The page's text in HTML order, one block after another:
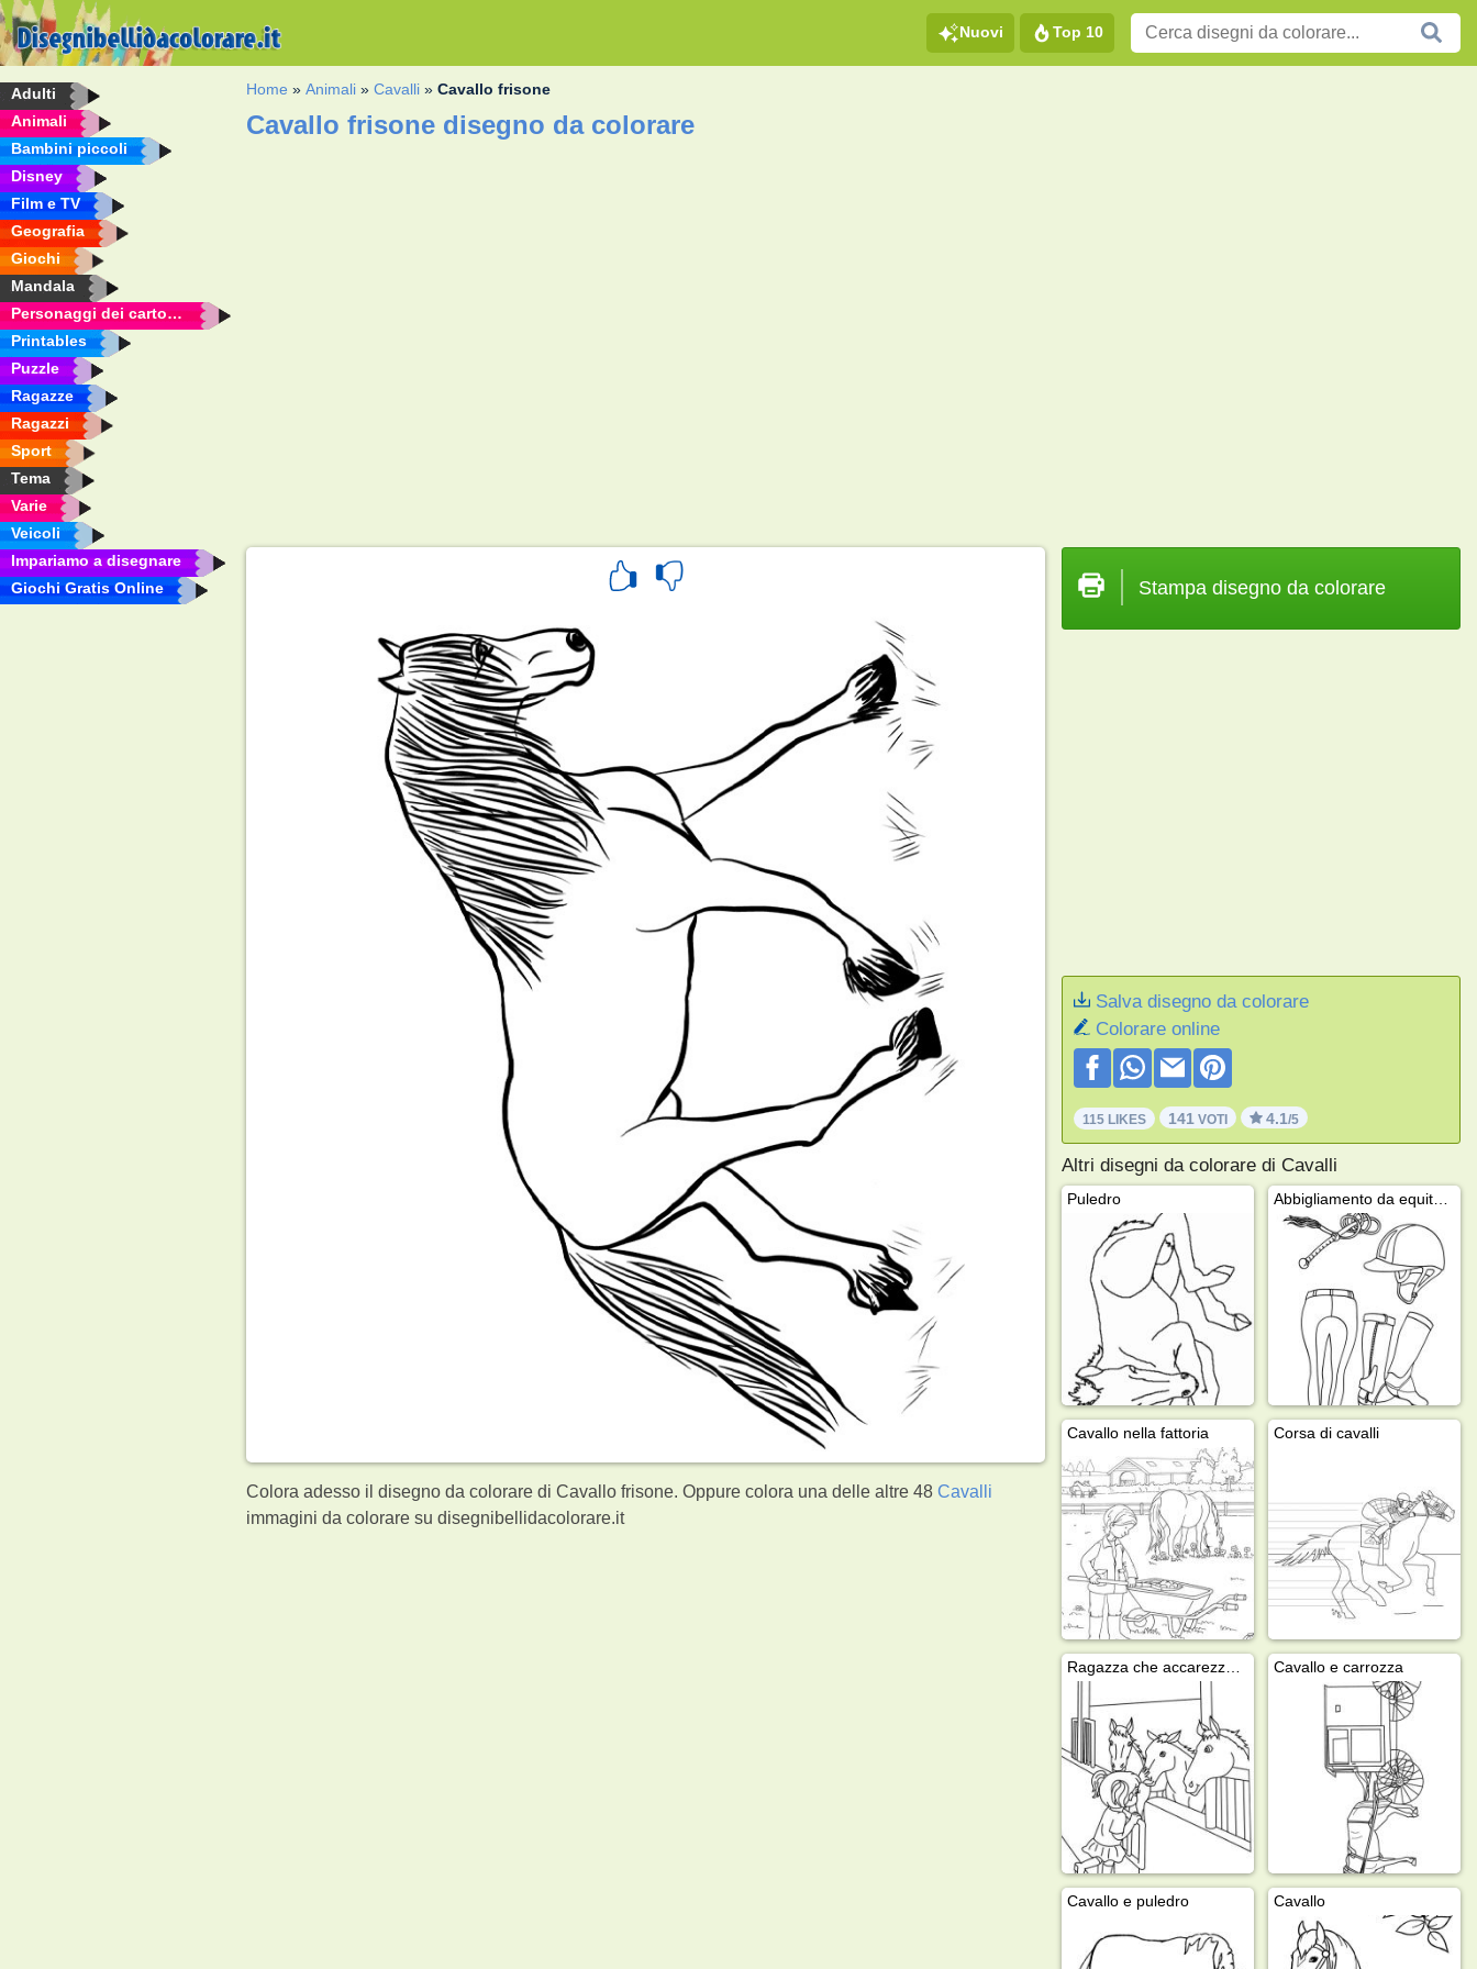
Nuovi Top 10
Adulti
Animali
Bambini piccoli
Disney
Film e TV
Geografia
Giochi
Mandala
Personaggi dei cartoni animati
Printables
Puzzle
Ragazze
Ragazzi
Sport
Tema
Varie
Veicoli
Impariamo a disegnare
Giochi Gratis Online
Home »Animali »Cavalli »Cavallo frisone
Cavallo frisone disegno da colorare
Colora adesso il disegno da colorare di Cavallo frisone. Oppure colora una delle altre 48Cavalli
immagini da colorare su disegnibellidacolorare.it
Stampa disegno da colorare
Salva disegno da colorare
Colorare online
115 LIKES 141 VOTI 4.1/5
Altri disegni da colorare di Cavalli
Puledro Abbigliamento da equitazione
Cavallo nella fattoria Corsa di cavalli
Ragazza che accarezza un cavallo Cavallo e carrozza
Cavallo e puledro Cavallo